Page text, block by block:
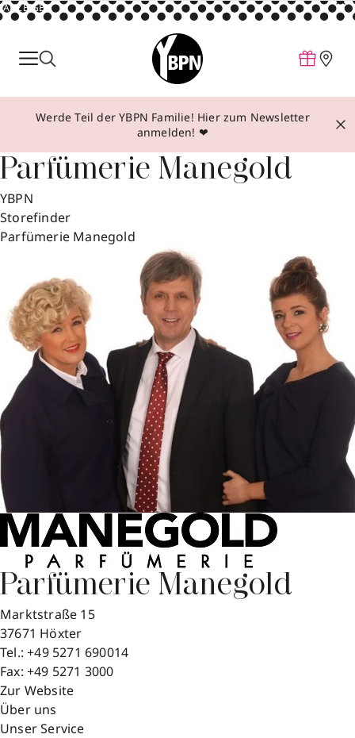
ANZEIGE
Parfum
Make-up
Behandlungen
Inspiration
Über YBPN
Aktionen
Storefinder
Werde Teil der YBPN Familie! Hier zum Newsletter
anmelden! ❤
Parfümerie Manegold
YBPN
Storefinder
Parfümerie Manegold
Parfümerie Manegold
Marktstraße 15
37671 Höxter
Tel.:+49 5271 690014
Fax: +49 5271 3000
Zur Website
Über uns
Unser Service